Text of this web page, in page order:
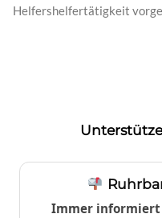
Helfershelfertätigkeit
Immer informiert